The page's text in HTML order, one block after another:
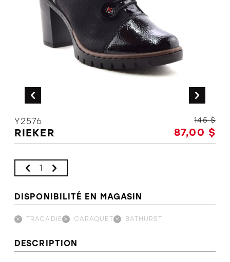
L'équipe
Politiques et conditions d'achat
Y2576
RIEKER 87,00 $
145 $
DISPONIBILITÉ EN MAGASIN
TRACADIE CARAQUET BATHURST
DESCRIPTION